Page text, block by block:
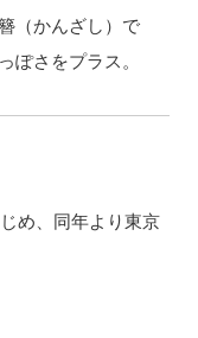
（かんざし）で
ぽさをプラス。
め、同年より東京